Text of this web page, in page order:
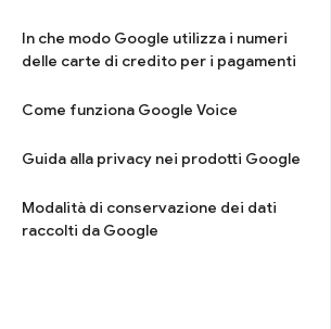
In che modo Google utilizza i numeri
delle carte di credito per i pagamenti
Come funziona Google Voice
Guida alla privacy nei prodotti Google
Modalità di conservazione dei dati
raccolti da Google